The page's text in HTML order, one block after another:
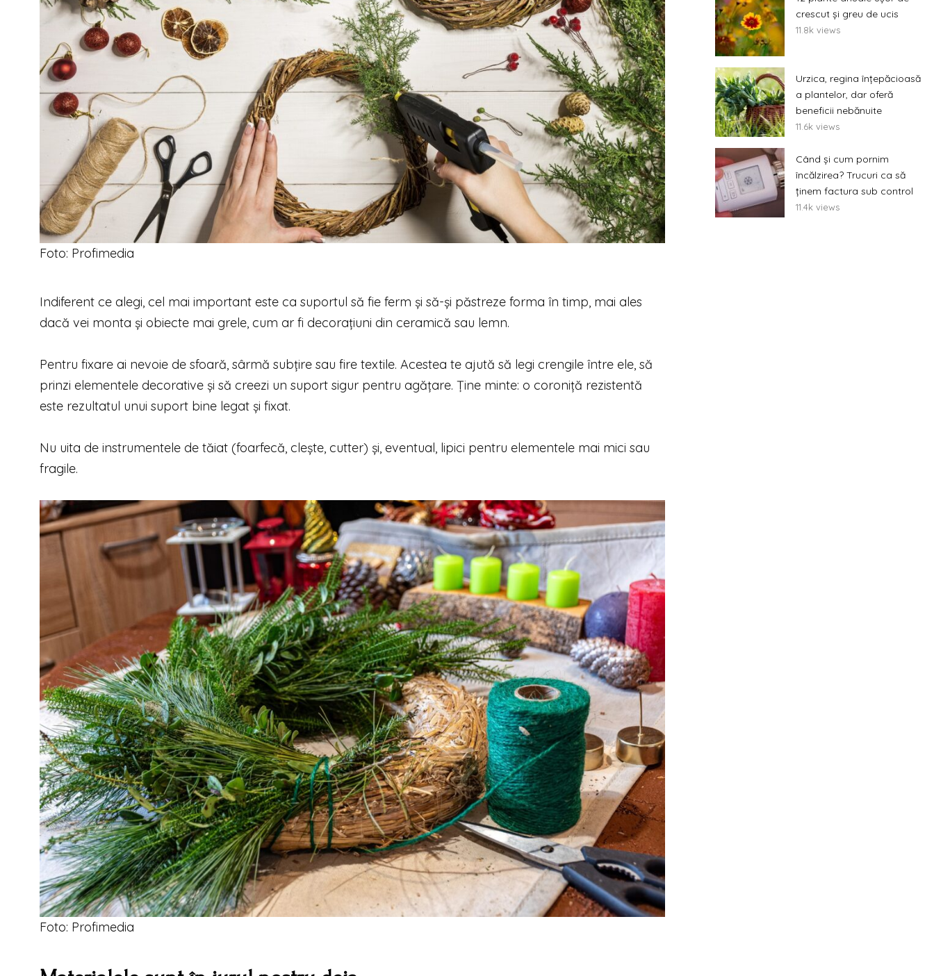
Foto: Profimedia
Indiferent ce alegi, cel mai important este ca suportul să fie ferm și să-și păstreze forma în timp, mai ales
dacă vei monta și obiecte mai grele, cum ar fi decorațiuni din ceramică sau lemn.
Pentru fixare ai nevoie de sfoară, sârmă subțire sau fire textile. Acestea te ajută să legi crengile între ele, să
prinzi elementele decorative și să creezi un suport sigur pentru agățare. Ține minte: o coroniță rezistentă
este rezultatul unui suport bine legat și fixat.
Nu uita de instrumentele de tăiat (foarfecă, clește, cutter) și, eventual, lipici pentru elementele mai mici sau
fragile.
Foto: Profimedia
crescut și greu de ucis
11.8k views
Urzica, regina înțepăcioasă
a plantelor, dar oferă
beneficii nebănuite
11.6k views
Când și cum pornim
încălzirea? Trucuri ca să
ținem factura sub control
11.4k views